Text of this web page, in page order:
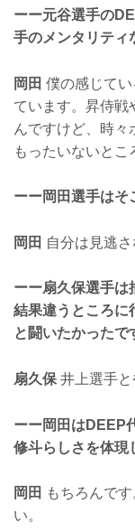
ーー元谷選手の
手のメンタリティ
岡田 僕の感じて
ています。昇侍戦
んですけど、時々
もったいないとこ
ーー岡田選手はそ
岡田 自分は見逃
ーー扇久保選手は
結果違うところに
と闘いたかったで
扇久保 井上選手と
ーー岡田はDEEP
修斗らしさを体現
岡田 もちろんで
い。